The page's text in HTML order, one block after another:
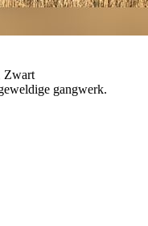
Zwart
gangwerk.